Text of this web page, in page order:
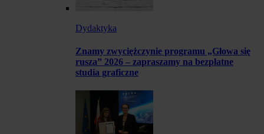
Dydaktyka
Znamy zwyciężczynie programu „Głowa się
rusza” 2026 – zapraszamy na bezpłatne
studia graficzne